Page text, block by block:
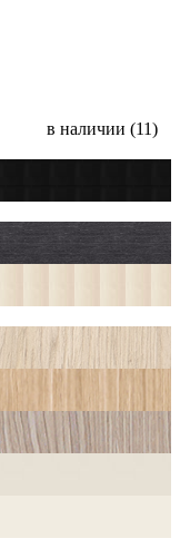
в наличии (11)